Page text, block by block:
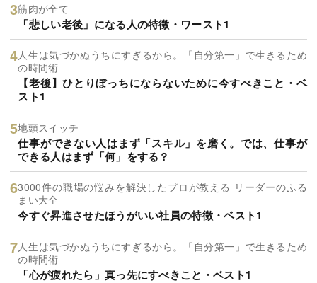
筋肉が全て
「悲しい老後」になる人の特徴・ワースト1
人生は気づかぬうちにすぎるから。「自分第一」で生きるため
の時間術
【老後】ひとりぼっちにならないために今すべきこと・ベ
スト1
地頭スイッチ
仕事ができない人はまず「スキル」を磨く。では、仕事が
できる人はまず「何」をする？
3000件の職場の悩みを解決したプロが教える リーダーのふる
まい大全
今すぐ昇進させたほうがいい社員の特徴・ベスト1
人生は気づかぬうちにすぎるから。「自分第一」で生きるため
の時間術
「心が疲れたら」真っ先にすべきこと・ベスト1